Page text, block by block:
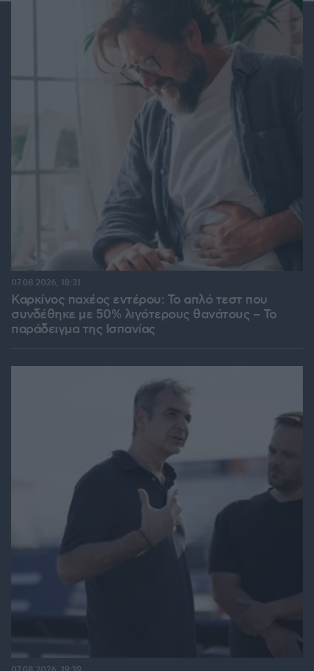
Καρκίνος παχέος εντέρου: Το απλό τεστ που
συνδέθηκε με 50% λιγότερους θανάτους – Το
παράδειγμα της Ισπανίας
07.08.2026, 18:31